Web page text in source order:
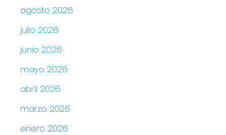
agosto 2026
julio 2026
junio 2026
mayo 2026
abril 2026
marzo 2026
enero 2026